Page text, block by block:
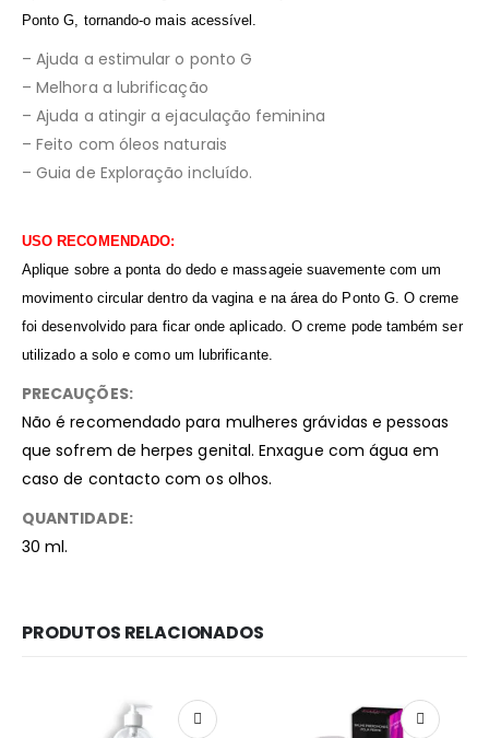
Ponto G, tornando-o mais acessível.
– Ajuda a estimular o ponto G
– Melhora a lubrificação
– Ajuda a atingir a ejaculação feminina
– Feito com óleos naturais
– Guia de Exploração incluído.
USO RECOMENDADO:
Aplique sobre a ponta do dedo e massageie suavemente com um
movimento circular dentro da vagina e na área do Ponto G. O creme
foi desenvolvido para ficar onde aplicado. O creme pode também ser
utilizado a solo e como um lubrificante.
PRECAUÇÕES:
Não é recomendado para mulheres grávidas e pessoas
que sofrem de herpes genital. Enxague com água em
caso de contacto com os olhos.
QUANTIDADE:
30 ml.
PRODUTOS RELACIONADOS
Redes Sociais